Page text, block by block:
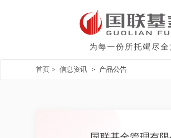
为每一份所托竭尽全
首页 > 信息资讯 > 产品公告